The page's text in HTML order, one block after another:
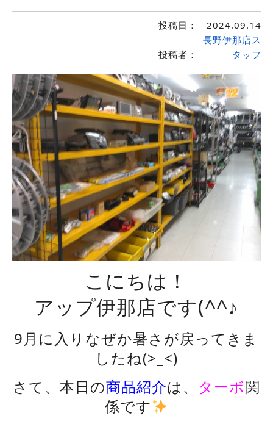
投稿日： 2024.09.14
投稿者：
長野伊那店ス
タッフ
こにちは！
アップ伊那店です(^^♪
9月に入りなぜか暑さが戻ってきま
したね(>_<)
さて、本日の商品紹介は、 ターボ関
係です